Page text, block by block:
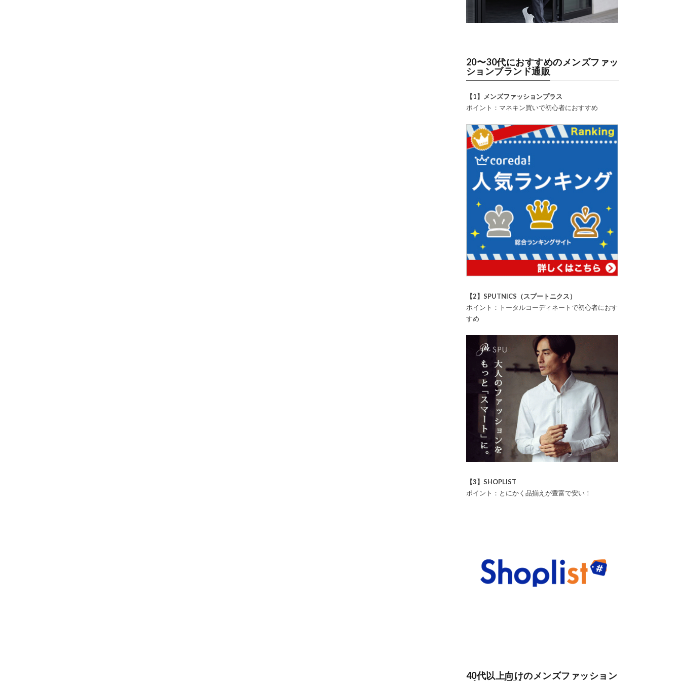
20〜30代におすすめのメンズファッ
ションブランド通販
【1】メンズファッションプラス
ポイント：マネキン買いで初心者におすすめ
【2】SPUTNICS（スプートニクス）
ポイント：トータルコーディネートで初心者におす
すめ
【3】SHOPLIST
ポイント：とにかく品揃えが豊富で安い！
40代以上向けのメンズファッション